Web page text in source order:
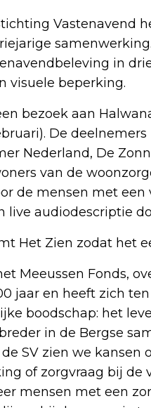
Vastenavend
in
visuele beperking.
bezoek aan
De
Nederland, De
van de
de mensen met
live audiodescriptie
Het Zien zodat het
Meeussen Fonds,
jaar en heeft zich
boodschap: het
in de Bergse
SV zien we
of zorgvraag bij de
mensen met een